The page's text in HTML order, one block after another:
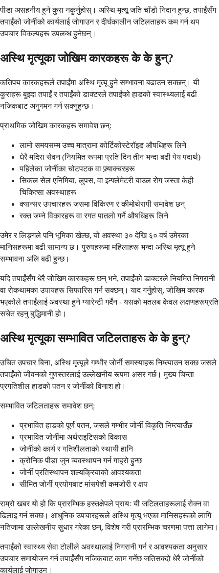
पीडा असहनीय हुने कुरा नकुर्नुहोस्। अस्थि मृत्यू जति चाँडो निदान हुन्छ, तपाईंसँग
तपाईंको जोर्नीको कार्यलाई जोगाउन र दीर्घकालीन जटिलताहरू कम गर्न थप
उपचार विकल्पहरू उपलब्ध हुनेछन्।
अस्थि मृत्यूका जोखिम कारकहरू के के हुन्?
कतिपय कारकहरूले तपाईंमा अस्थि मृत्यू हुने सम्भावना बढाउन सक्छन्। यी
कुराहरू बुझ्दा तपाईं र तपाईंको डाक्टरले तपाईंको हाडको स्वास्थ्यलाई बढी
नजिकबाट अनुगमन गर्न सक्नुहुन्छ।
प्राथमिक जोखिम कारकहरू समावेश छन्:
लामो समयसम्म उच्च मात्रामा कोर्टिकोस्टेरॉइड औषधिहरू लिने
धेरै मदिरा सेवन (नियमित रूपमा प्रति दिन तीन भन्दा बढी पेय पदार्थ)
पहिलेका जोर्नीका चोटपटक वा फ्र्याक्चरहरू
सिकल सेल एनिमिया, लुपस, वा इन्फ्लेमेटरी बाउल रोग जस्ता केही
चिकित्सा अवस्थाहरू
क्यान्सर उपचारहरू जसमा विकिरण र कीमोथेरापी समावेश छन्
रक्त जम्ने विकारहरू वा रगत पातलो गर्ने औषधिहरू लिने
उमेर र लिङ्गले पनि भूमिका खेल्छ, यो अवस्था ३० देखि ६० वर्ष उमेरका
मानिसहरूमा बढी सामान्य छ। पुरुषहरूमा महिलाहरू भन्दा अस्थि मृत्यू हुने
सम्भावना अलि बढी हुन्छ।
यदि तपाईंसँग धेरै जोखिम कारकहरू छन् भने, तपाईंको डाक्टरले नियमित निगरानी
वा रोकथामका उपायहरू सिफारिस गर्न सक्छन्। याद गर्नुहोस्, जोखिम कारक
भएकोले तपाईंलाई अवस्था हुने ग्यारेन्टी गर्दैन - यसको मतलब केवल लक्षणहरूप्रति
सचेत रहनु बुद्धिमानी हो।
अस्थि मृत्यूका सम्भावित जटिलताहरू के के हुन्?
उचित उपचार बिना, अस्थि मृत्यूले गम्भीर जोर्नी समस्याहरू निम्त्याउन सक्छ जसले
तपाईंको जीवनको गुणस्तरलाई उल्लेखनीय रूपमा असर गर्छ। मुख्य चिन्ता
प्रगतिशील हाडको पतन र जोर्नीको विनाश हो।
सम्भावित जटिलताहरू समावेश छन्:
प्रभावित हाडको पूर्ण पतन, जसले गम्भीर जोर्नी विकृति निम्त्याउँछ
प्रभावित जोर्नीमा अर्थराइटिसको विकास
जोर्नीको कार्य र गतिशीलताको स्थायी हानि
क्रोनिक पीडा जुन व्यवस्थापन गर्न गाह्रो हुन्छ
जोर्नी प्रतिस्थापन शल्यक्रियाको आवश्यकता
सीमित जोर्नी प्रयोगबाट मांसपेशी कमजोरी र क्षय
राम्रो खबर यो हो कि प्रारम्भिक हस्तक्षेपले प्रायः यी जटिलताहरूलाई रोक्न वा
ढिलाइ गर्न सक्छ। आधुनिक उपचारहरूले अस्थि मृत्यू भएका मानिसहरूको लागि
नतिजामा उल्लेखनीय सुधार गरेका छन्, विशेष गरी प्रारम्भिक चरणमा पत्ता लागेमा।
तपाईंको स्वास्थ्य सेवा टोलीले अवस्थालाई निगरानी गर्न र आवश्यकता अनुसार
उपचार समायोजन गर्न तपाईंसँग नजिकबाट काम गर्नेछ जतिसक्दो धेरै जोर्नीको
कार्यलाई जोगाउन।